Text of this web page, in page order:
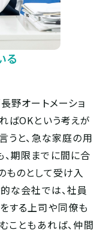
る
野オートメーショ
ばOKという考えが
うと、急な家庭の用
期限までに間に合
ものとして受け入
な会社では、社員
する上司や同僚も
こともあれば、仲間